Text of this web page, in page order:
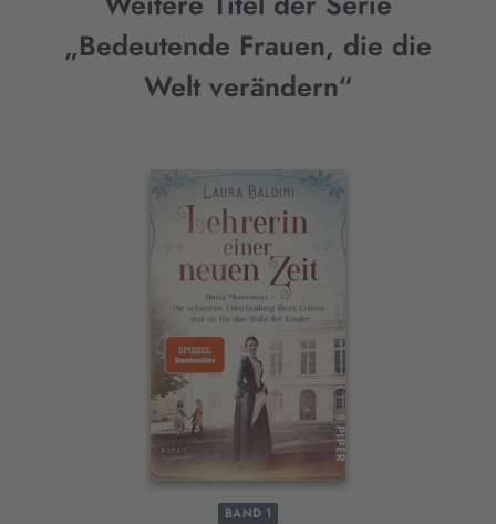
„Bedeutende Frauen, die die
Welt verändern“
Interaktives
BAND 1